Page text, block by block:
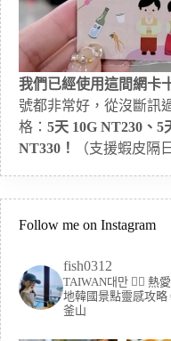
我們已經使用這間網卡
號都非常好，從沒斷訊
格： 5天 10G NT230、
NT330！
（支援蝦皮隔
Follow me on Instagram
fish0312
TAIWAN대만 🏳️‍🌈 熱
地韓國景點靈感攻略
釜山